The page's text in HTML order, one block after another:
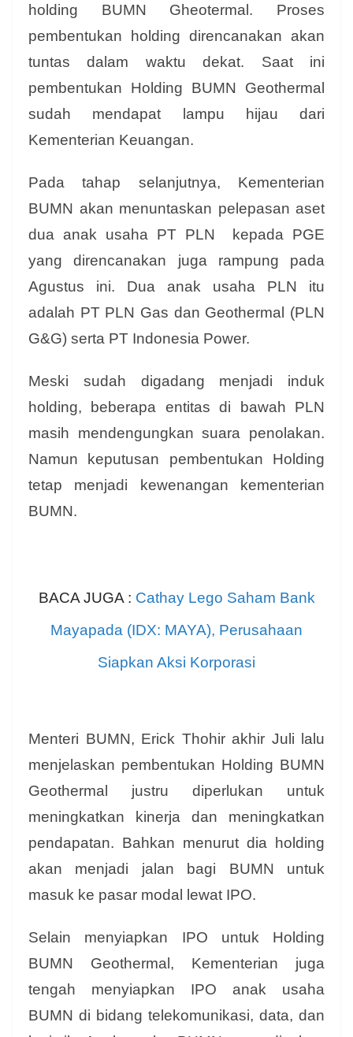
holding BUMN Gheotermal. Proses
pembentukan holding direncanakan akan
tuntas dalam waktu dekat. Saat ini
pembentukan Holding BUMN Geothermal
sudah mendapat lampu hijau dari
Kementerian Keuangan.
Pada tahap selanjutnya, Kementerian
BUMN akan menuntaskan pelepasan aset
dua anak usaha PT PLN kepada PGE
yang direncanakan juga rampung pada
Agustus ini. Dua anak usaha PLN itu
adalah PT PLN Gas dan Geothermal (PLN
G&G) serta PT Indonesia Power.
Meski sudah digadang menjadi induk
holding, beberapa entitas di bawah PLN
masih mendengungkan suara penolakan.
Namun keputusan pembentukan Holding
tetap menjadi kewenangan kementerian
BUMN.
BACA JUGA : Cathay Lego Saham Bank
Mayapada (IDX: MAYA), Perusahaan
Siapkan Aksi Korporasi
Menteri BUMN, Erick Thohir akhir Juli lalu
menjelaskan pembentukan Holding BUMN
Geothermal justru diperlukan untuk
meningkatkan kinerja dan meningkatkan
pendapatan. Bahkan menurut dia holding
akan menjadi jalan bagi BUMN untuk
masuk ke pasar modal lewat IPO.
Selain menyiapkan IPO untuk Holding
BUMN Geothermal, Kementerian juga
tengah menyiapkan IPO anak usaha
BUMN di bidang telekomunikasi, data, dan